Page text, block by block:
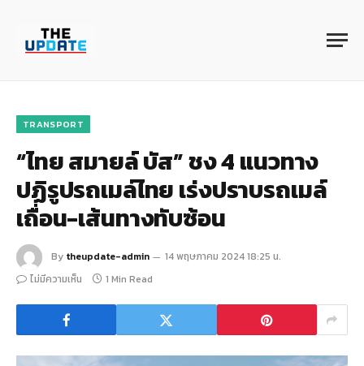
TRANSPORT
“ไทย สมายล์ บัส” ชง 4 แนวทาง
ปฏิรูปรถเมล์ไทย เร่งปราบรถเมล์
เถื่อน-เส้นทางทับซ้อน
By theupdate-admin
14 พฤษภาคม 2024 18:25 น.
ไม่มีความเห็น
1 Min Read